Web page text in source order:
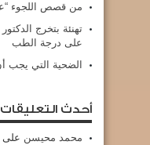
من قصص اللجوء
تهنئة بتخرج
على درجة الطب
الضحية التي يجب
أحدث التعليقات
محمد محيسن على